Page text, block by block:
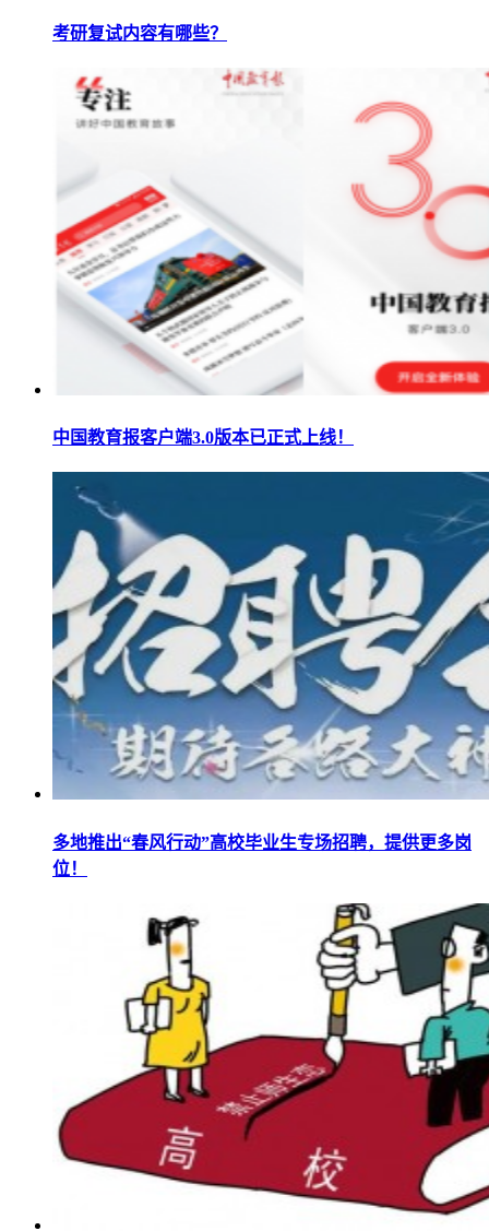
考研复试内容有哪些？
中国教育报客户端3.0版本已正式上线！
多地推出“春风行动”高校毕业生专场招聘，提供更多岗
位！